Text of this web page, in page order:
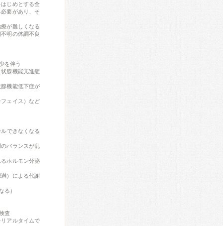
じめとする全
要があり、そ
が難しくなる
明の体調不良
を伴う
腺機能亢進症
機能低下症が
ェイス）など
できなくなる
バランスが乱
ホルモン分泌
）による代謝
る）
査
アルタイムで